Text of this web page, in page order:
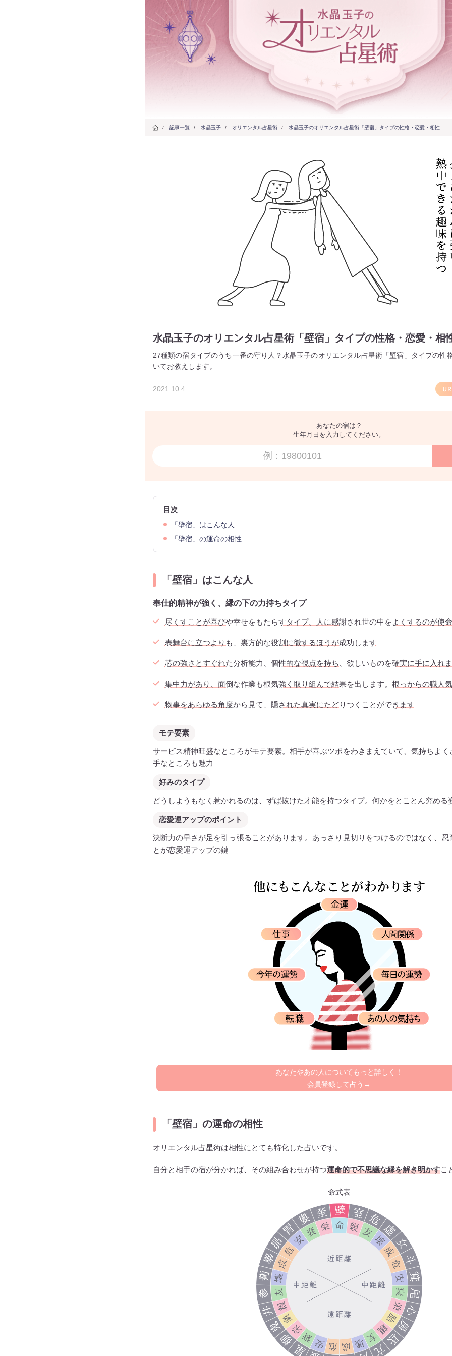
/ 記事一覧 / 水晶玉子 / オリエンタル占星術 / 水晶玉子のオリエンタル占星術「壁宿」タイプの性格・恋愛・相性
水晶玉子のオリエンタル占星術「壁宿」タイプの性格・恋愛・相
27種類の宿タイプのうち一番の守り人？水晶玉子のオリエンタル占星術「壁宿」タイプの性
いてお教えします。
2021.10.4
あなたの宿は？
生年月日を入力してください。
目次
「壁宿」はこんな人
「壁宿」の運命の相性
「壁宿」はこんな人
奉仕的精神が強く、縁の下の力持ちタイプ
尽くすことが喜びや幸せをもたらすタイプ。人に感謝され世の中をよくするのが使
表舞台に立つよりも、裏方的な役割に徹するほうが成功します
芯の強さとすぐれた分析能力、個性的な視点を持ち、欲しいものを確実に手に入れ
集中力があり、面倒な作業も根気強く取り組んで結果を出します。根っからの職人
物事をあらゆる角度から見て、隠された真実にたどりつくことができます
モテ要素
サービス精神旺盛なところがモテ要素。相手が喜ぶツボをわきまえていて、気持ちよく
手なところも魅力
好みのタイプ
どうしようもなく惹かれるのは、ずば抜けた才能を持つタイプ。何かをとことん究める
恋愛運アップのポイント
決断力の早さが足を引っ張ることがあります。あっさり見切りをつけるのではなく、忍
とが恋愛運アップの鍵
あなたやあの人についてもっと詳しく！
会員登録して占う→
「壁宿」の運命の相性
オリエンタル占星術は相性にとても特化した占いです。
自分と相手の宿が分かれば、その組み合わせが持つ運命的で不思議な縁を解き明かすこ
命式表